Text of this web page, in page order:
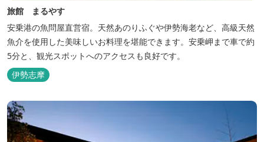
旅館 まるやす
安乗港の魚問屋直営宿。天然あのりふぐや伊勢海老など、高級天然
魚介を使用した美味しいお料理を堪能できます。安乗岬まで車で約
5分と、観光スポットへのアクセスも良好です。
伊勢志摩